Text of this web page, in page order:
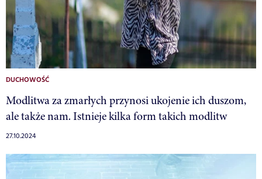
DUCHOWOŚĆ
Modlitwa za zmarłych przynosi ukojenie ich duszom,
ale także nam. Istnieje kilka form takich modlitw
27.10.2024